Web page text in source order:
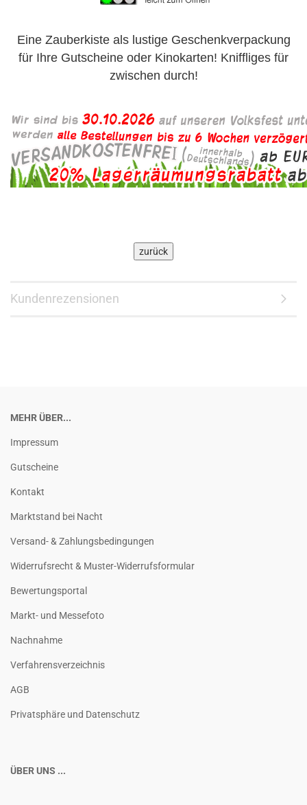
Eine Zauberkiste als lustige Geschenkverpackung
für Ihre Gutscheine oder Kinokarten! Kniffliges für
zwischen durch!
Kundenrezensionen
MEHR ÜBER...
Impressum
Gutscheine
Kontakt
Marktstand bei Nacht
Versand- & Zahlungsbedingungen
Widerrufsrecht & Muster-Widerrufsformular
Bewertungsportal
Markt- und Messefoto
Nachnahme
Verfahrensverzeichnis
AGB
Privatsphäre und Datenschutz
ÜBER UNS ...